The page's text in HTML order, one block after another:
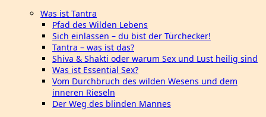
Was ist Tantra
Pfad des Wilden Lebens
Sich einlassen – du bist der Türchecker!
Tantra – was ist das?
Shiva & Shakti oder warum Sex und Lust heilig sind
Was ist Essential Sex?
Vom Durchbruch des wilden Wesens und dem
inneren Rieseln
Der Weg des blinden Mannes